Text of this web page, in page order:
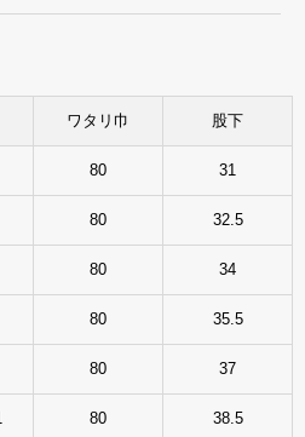
ワタリ巾 股下
80 31
80 32.5
80 34
80 35.5
80 37
80 38.5